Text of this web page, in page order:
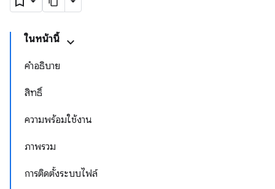
ในหน้านี้
คำอธิบาย
สิทธิ์
ความพร้อมใช้งาน
ภาพรวม
การติดตั้งระบบไฟล์